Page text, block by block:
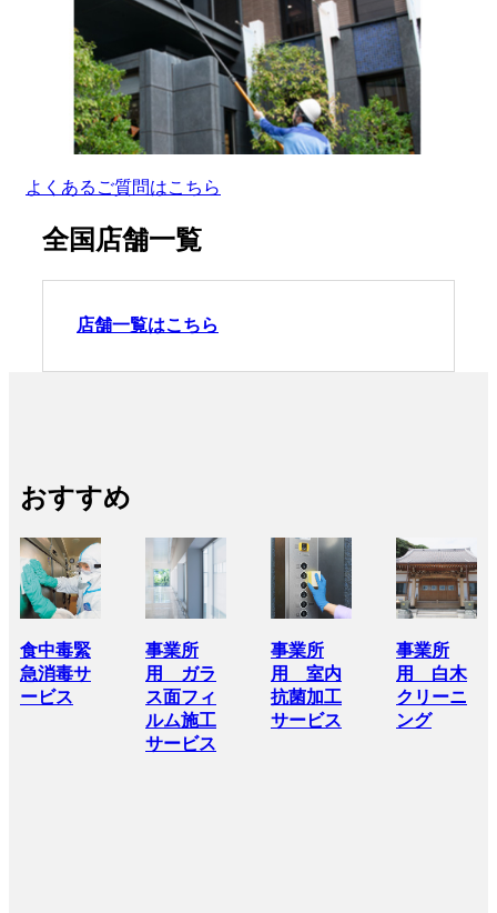
よくあるご質問はこちら
全国店舗一覧
店舗一覧はこちら
おすすめ
食中毒緊
急消毒サ
ービス
事業所
用 ガラ
ス面フィ
ルム施工
サービス
事業所
用 室内
抗菌加工
サービス
事業所
用 白木
クリーニ
ング